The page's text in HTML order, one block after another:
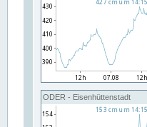
ODER - Eisenhüttenstadt